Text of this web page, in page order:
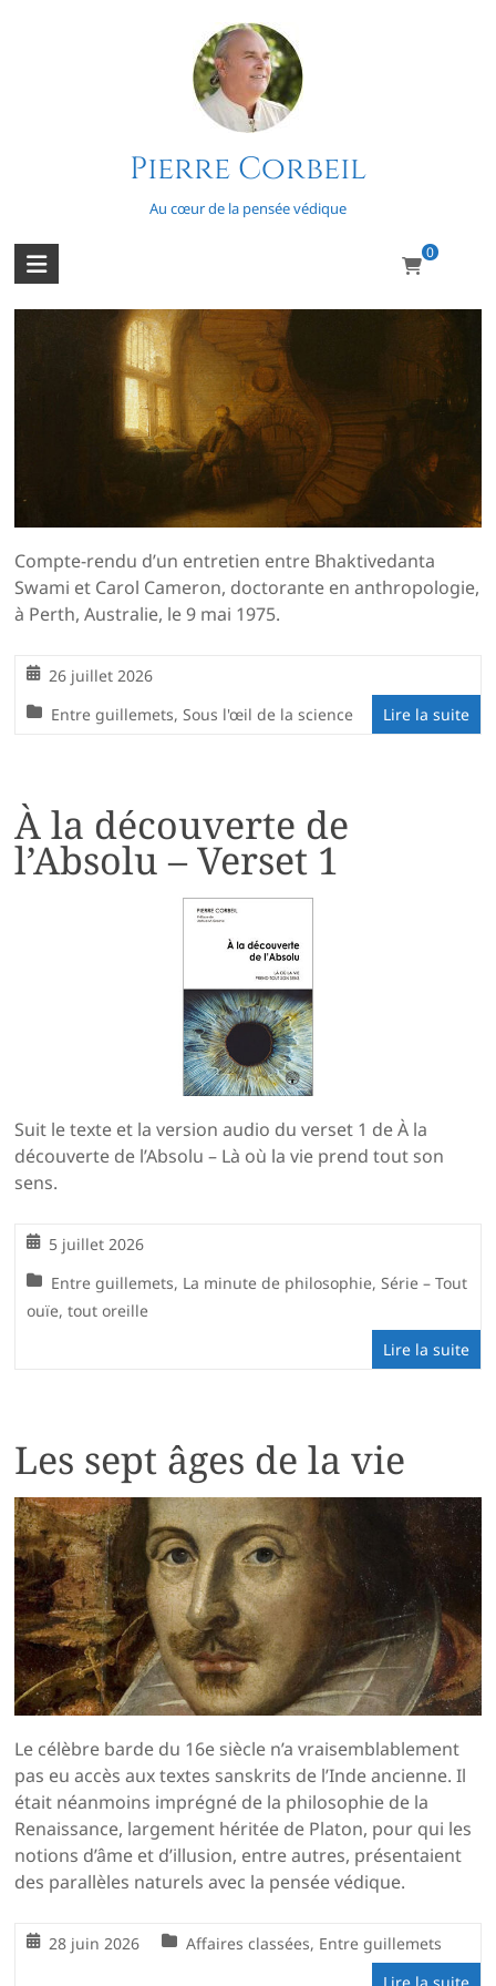
Pierre Corbeil
Au cœur de la pensée védique
0
Entre guillemets
Comment savoir?
Compte-rendu d’un entretien entre Bhaktivedanta
Swami et Carol Cameron, doctorante en anthropologie,
à Perth, Australie, le 9 mai 1975.
26 juillet 2026
Entre guillemets, Sous l'œil de la science Lire la suite
À la découverte de
l’Absolu – Verset 1
Suit le texte et la version audio du verset 1 de À la
découverte de l’Absolu – Là où la vie prend tout son
sens.
5 juillet 2026
Entre guillemets, La minute de philosophie,Série – Tout
ouïe, tout oreille
Lire la suite
Les sept âges de la vie
Le célèbre barde du 16e siècle n’a vraisemblablement
pas eu accès aux textes sanskrits de l’Inde ancienne. Il
était néanmoins imprégné de la philosophie de la
Renaissance, largement héritée de Platon, pour qui les
notions d’âme et d’illusion, entre autres, présentaient
des parallèles naturels avec la pensée védique.
28 juin 2026 Affaires classées, Entre guillemets